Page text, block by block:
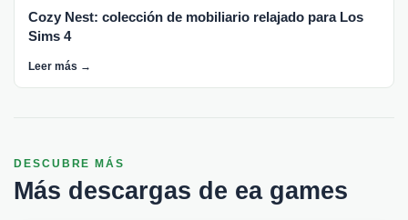
Cozy Nest: colección de mobiliario relajado para Los
Sims 4
Leer más →
DESCUBRE MÁS
Más descargas de ea games